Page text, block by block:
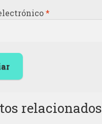
*
relacionados